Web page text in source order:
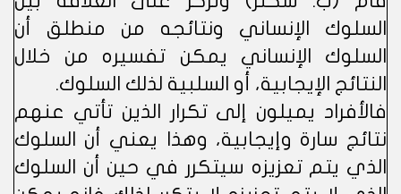
السلوك الإنساني ونتائجه من منطلق أن
السلوك الإنساني يمكن تفسيره من خلال
النتائج الإيجابية، أو السلبية لذلك السلوك.
فالأفراد يميلون إلى تكرار الذين تأتي عنهم
نتائج سارة وإيجابية، وهذا يعني أن السلوك
الذي يتم تعزيزه سيتكرر في حين أن السلوك